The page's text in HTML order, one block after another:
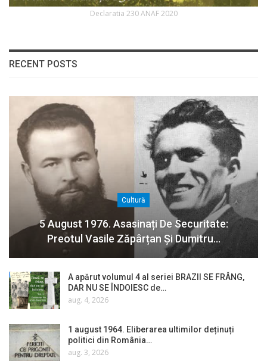
Declaratia 230 ANAF 2020
RECENT POSTS
Cultură
5 August 1976. Asasinați De Securitate:
Preotul Vasile Zăpârțan Și Dumitru…
A apărut volumul 4 al seriei BRAZII SE FRÂNG,
DAR NU SE ÎNDOIESC de…
aug. 4, 2026
1 august 1964. Eliberarea ultimilor deținuți
politici din România…
aug. 3, 2026